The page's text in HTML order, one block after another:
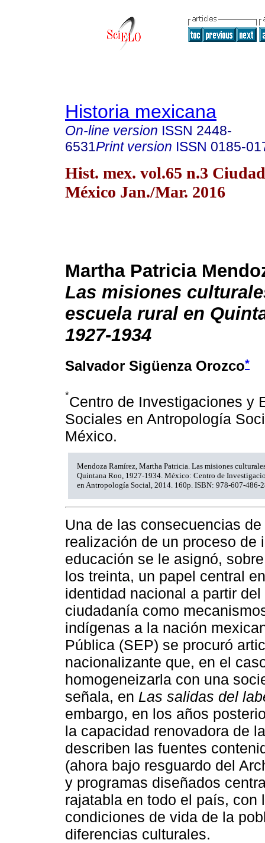
Historia mexicana
On-line version ISSN 2448-
6531Print version ISSN 0185-
Hist. mex. vol.65 n.3
México Jan./Mar. 2016
Martha Patricia
Las misiones
escuela rural en
1927-1934
Salvador Sigüenza Orozco*
*Centro de Investigaciones y
Sociales en Antropología
México.
Mendoza Ramírez, Martha Patricia. Las misiones
Quintana Roo, 1927-1934. México: Centro de
en Antropología Social, 2014. 160p. ISBN: 978-607-486-
Una de las consecuencias
realización de un proceso
educación se le asignó,
los treinta, un papel central
identidad nacional a partir
ciudadanía como
indígenas a la nación
Pública (SEP) se procuró
nacionalizante que, en el
homogeneizarla con una
señala, en Las salidas del
embargo, en los años
la capacidad renovadora de
describen las fuentes
(ahora bajo resguardo del
y programas diseñados
rajatabla en todo el país, con
condiciones de vida de la
diferencias culturales.